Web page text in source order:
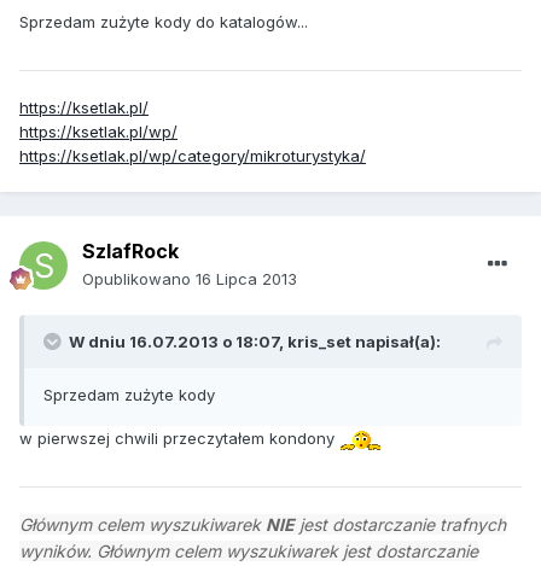
Sprzedam zużyte kody do katalogów...
https://ksetlak.pl/
https://ksetlak.pl/wp/
https://ksetlak.pl/wp/category/mikroturystyka/
SzlafRock
Opublikowano 16 Lipca 2013
W dniu 16.07.2013 o 18:07, kris_set napisał(a):
Sprzedam zużyte kody
w pierwszej chwili przeczytałem kondony
Głównym celem wyszukiwarek NIE jest dostarczanie trafnych
wyników. Głównym celem wyszukiwarek jest dostarczanie